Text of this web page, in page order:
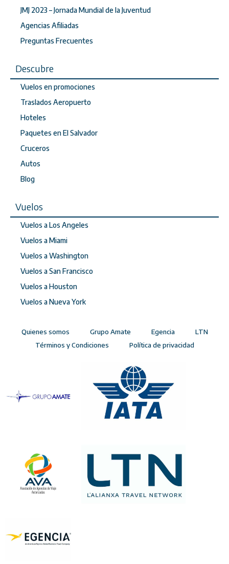
JMJ 2023 – Jornada Mundial de la Juventud
Agencias Afiliadas
Preguntas Frecuentes
Descubre
Vuelos en promociones
Traslados Aeropuerto
Hoteles
Paquetes en El Salvador
Cruceros
Autos
Blog
Vuelos
Vuelos a Los Angeles
Vuelos a Miami
Vuelos a Washington
Vuelos a San Francisco
Vuelos a Houston
Vuelos a Nueva York
Quienes somos Grupo Amate Egencia
LTN
Términos y Condiciones
Política de privacidad